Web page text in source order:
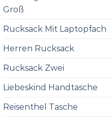
Groß
Rucksack Mit Laptopfach
Herren Rucksack
Rucksack Zwei
Liebeskind Handtasche
Reisenthel Tasche